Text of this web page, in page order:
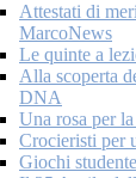
Attestati di
MarcoNews
Le quinte a
Alla scoperta
DNA
Una rosa per
Crocieristi per
Giochi